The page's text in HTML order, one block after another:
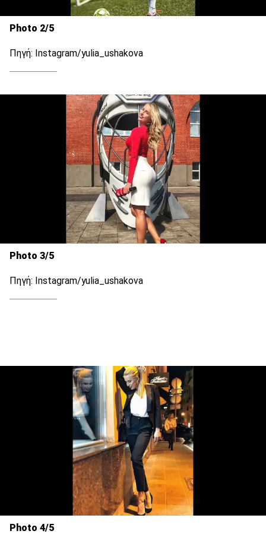
Photo 2/5
Πηγή: Instagram/yulia_ushakova
Photo 3/5
Πηγή: Instagram/yulia_ushakova
Photo 4/5